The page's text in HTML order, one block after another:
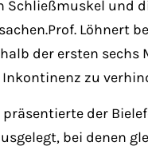
Schließmuskel und
Löhnert
der ersten
zu
der
bei denen